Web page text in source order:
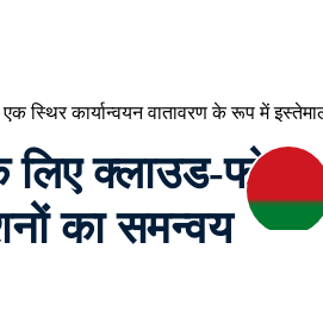
क्लाउड-फोन
का समन्वय